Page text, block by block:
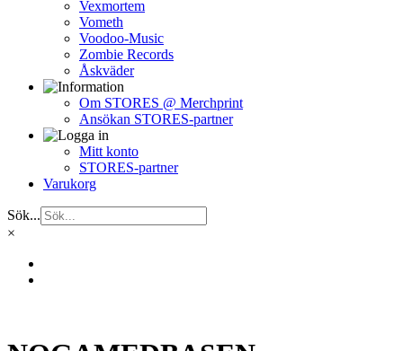
Vexmortem
Vometh
Voodoo-Music
Zombie Records
Åskväder
Om STORES @ Merchprint
Ansökan STORES-partner
Mitt konto
STORES-partner
Varukorg
Sök...
×